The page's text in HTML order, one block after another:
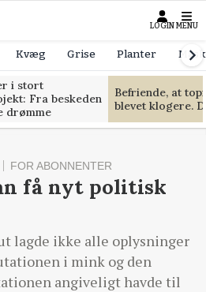
LOGIN MENU
Kvæg Grise Planter
i stort
Fra beskeden
drømme
Befriende, at
blevet klogere.
FOR ABONNENTER
få nyt politisk
lagde ikke alle oplysninger
i mink og den
angiveligt havde til